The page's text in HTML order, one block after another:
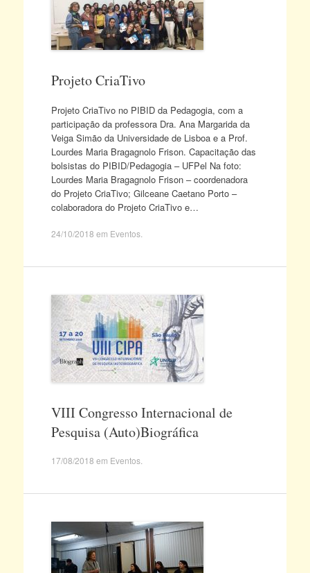
Projeto CriaTivo
Projeto CriaTivo no PIBID da Pedagogia, com a
participação da professora Dra. Ana Margarida da
Veiga Simão da Universidade de Lisboa e a Prof.
Lourdes Maria Bragagnolo Frison. Capacitação das
bolsistas do PIBID/Pedagogia – UFPel Na foto:
Lourdes Maria Bragagnolo Frison – coordenadora
do Projeto CriaTivo; Gilceane Caetano Porto –
colaboradora do Projeto CriaTivo e…
24/10/2018 em Eventos.
VIII Congresso Internacional de
Pesquisa (Auto)Biográfica
17/08/2018 em Eventos.